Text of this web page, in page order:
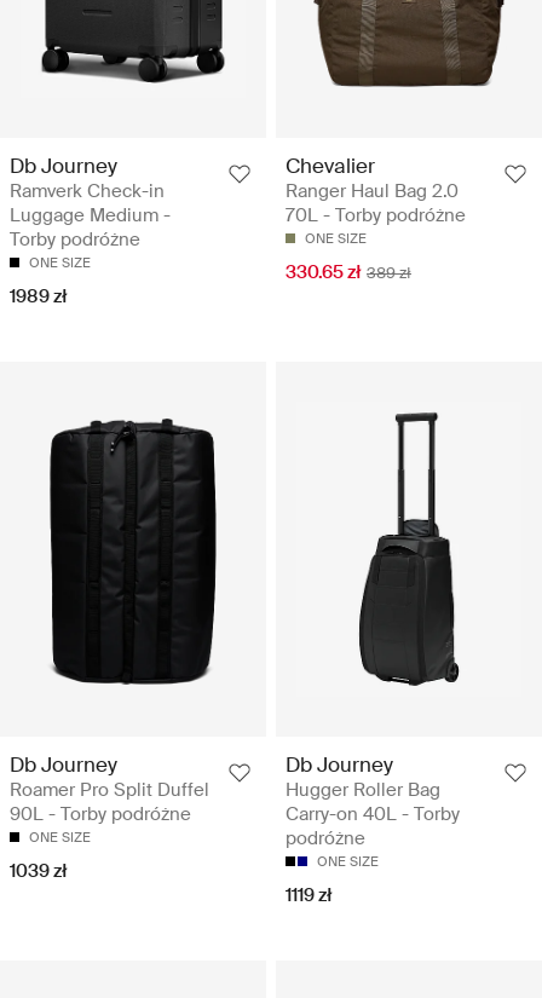
Db Journey
Ramverk Check-in
Luggage Medium -
Torby podróżne
ONE SIZE
1989 zł
Chevalier
Ranger Haul Bag 2.0
70L - Torby podróżne
ONE SIZE
330.65 zł 389 zł
Db Journey
Roamer Pro Split Duffel
90L - Torby podróżne
ONE SIZE
1039 zł
Db Journey
Hugger Roller Bag
Carry-on 40L - Torby
podróżne
ONE SIZE
1119 zł